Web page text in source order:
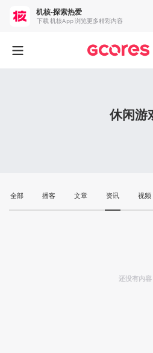
休闲游
全部 播客 文章 资讯 视频
还没有内容
机核-探索热爱
下载 机核App 浏览更多精彩内容